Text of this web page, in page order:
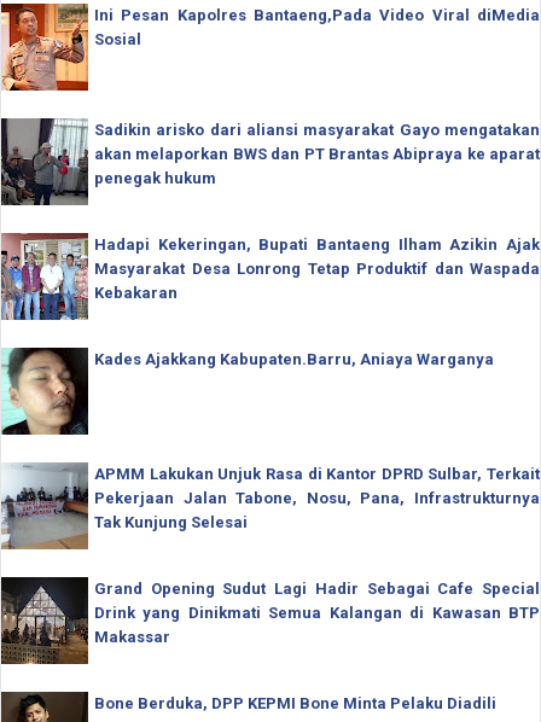
Ini Pesan Kapolres Bantaeng,Pada Video Viral diMedia
Sosial
Sadikin arisko dari aliansi masyarakat Gayo mengatakan
akan melaporkan BWS dan PT Brantas Abipraya ke aparat
penegak hukum
Hadapi Kekeringan, Bupati Bantaeng Ilham Azikin Ajak
Masyarakat Desa Lonrong Tetap Produktif dan Waspada
Kebakaran
Kades Ajakkang Kabupaten.Barru, Aniaya Warganya
APMM Lakukan Unjuk Rasa di Kantor DPRD Sulbar, Terkait
Pekerjaan Jalan Tabone, Nosu, Pana, Infrastrukturnya
Tak Kunjung Selesai
Grand Opening Sudut Lagi Hadir Sebagai Cafe Special
Drink yang Dinikmati Semua Kalangan di Kawasan BTP
Makassar
Bone Berduka, DPP KEPMI Bone Minta Pelaku Diadili